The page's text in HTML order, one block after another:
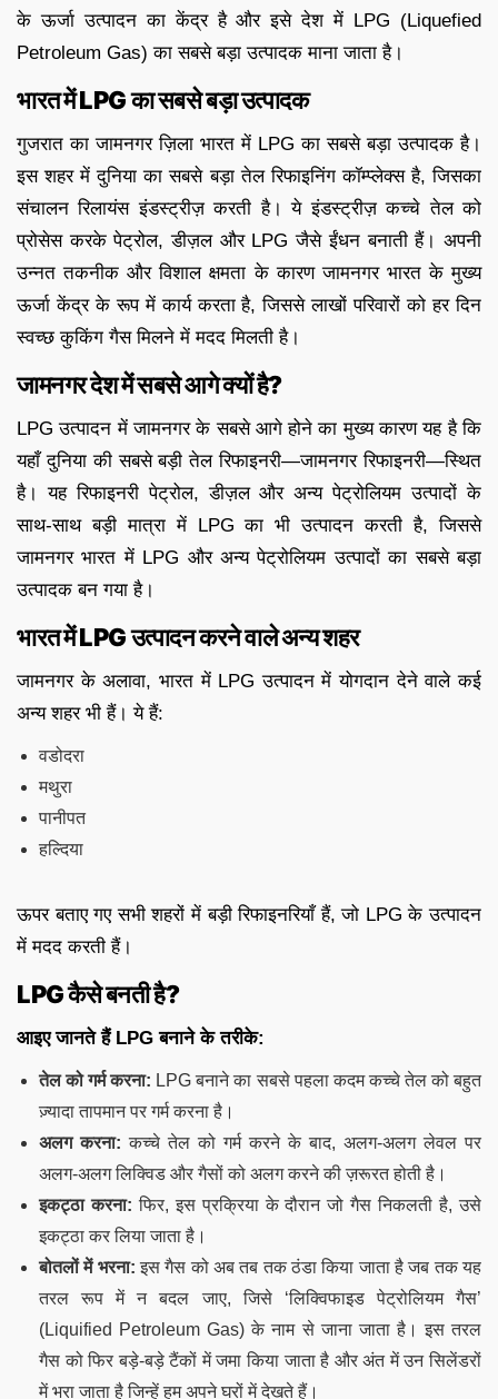
के ऊर्जा उत्पादन का केंद्र है और इसे देश में LPG (Liquefied
Petroleum Gas) का सबसे बड़ा उत्पादक माना जाता है।
भारत में LPG का सबसे बड़ा उत्पादक
गुजरात का जामनगर ज़िला भारत में LPG का सबसे बड़ा उत्पादक है।
इस शहर में दुनिया का सबसे बड़ा तेल रिफाइनिंग कॉम्प्लेक्स है, जिसका
संचालन रिलायंस इंडस्ट्रीज़ करती है। ये इंडस्ट्रीज़ कच्चे तेल को
प्रोसेस करके पेट्रोल, डीज़ल और LPG जैसे ईंधन बनाती हैं। अपनी
उन्नत तकनीक और विशाल क्षमता के कारण जामनगर भारत के मुख्य
ऊर्जा केंद्र के रूप में कार्य करता है, जिससे लाखों परिवारों को हर दिन
स्वच्छ कुकिंग गैस मिलने में मदद मिलती है।
जामनगर देश में सबसे आगे क्यों है?
LPG उत्पादन में जामनगर के सबसे आगे होने का मुख्य कारण यह है कि
यहाँ दुनिया की सबसे बड़ी तेल रिफाइनरी—जामनगर रिफाइनरी—स्थित
है। यह रिफाइनरी पेट्रोल, डीज़ल और अन्य पेट्रोलियम उत्पादों के
साथ-साथ बड़ी मात्रा में LPG का भी उत्पादन करती है, जिससे
जामनगर भारत में LPG और अन्य पेट्रोलियम उत्पादों का सबसे बड़ा
उत्पादक बन गया है।
भारत में LPG उत्पादन करने वाले अन्य शहर
जामनगर के अलावा, भारत में LPG उत्पादन में योगदान देने वाले कई
अन्य शहर भी हैं। ये हैं:
वडोदरा
मथुरा
पानीपत
हल्दिया
ऊपर बताए गए सभी शहरों में बड़ी रिफाइनरियाँ हैं, जो LPG के उत्पादन
में मदद करती हैं।
LPG कैसे बनती है?
आइए जानते हैं LPG बनाने के तरीके:
तेल को गर्म करना: LPG बनाने का सबसे पहला कदम कच्चे तेल को बहुत
ज़्यादा तापमान पर गर्म करना है।
अलग करना: कच्चे तेल को गर्म करने के बाद, अलग-अलग लेवल पर
अलग-अलग लिक्विड और गैसों को अलग करने की ज़रूरत होती है।
इकट्ठा करना: फिर, इस प्रक्रिया के दौरान जो गैस निकलती है, उसे
इकट्ठा कर लिया जाता है।
बोतलों में भरना: इस गैस को अब तब तक ठंडा किया जाता है जब तक यह
तरल रूप में न बदल जाए, जिसे ‘लिक्विफाइड पेट्रोलियम गैस’
(Liquified Petroleum Gas) के नाम से जाना जाता है। इस तरल
गैस को फिर बड़े-बड़े टैंकों में जमा किया जाता है और अंत में उन सिलेंडरों
में भरा जाता है जिन्हें हम अपने घरों में देखते हैं।